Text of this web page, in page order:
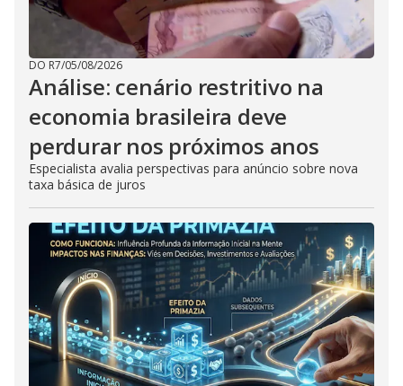
DO R7/05/08/2026
Análise: cenário restritivo na
economia brasileira deve
perdurar nos próximos anos
Especialista avalia perspectivas para anúncio sobre nova
taxa básica de juros